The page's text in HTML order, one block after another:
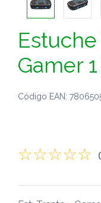
Gamer
Código EAN: